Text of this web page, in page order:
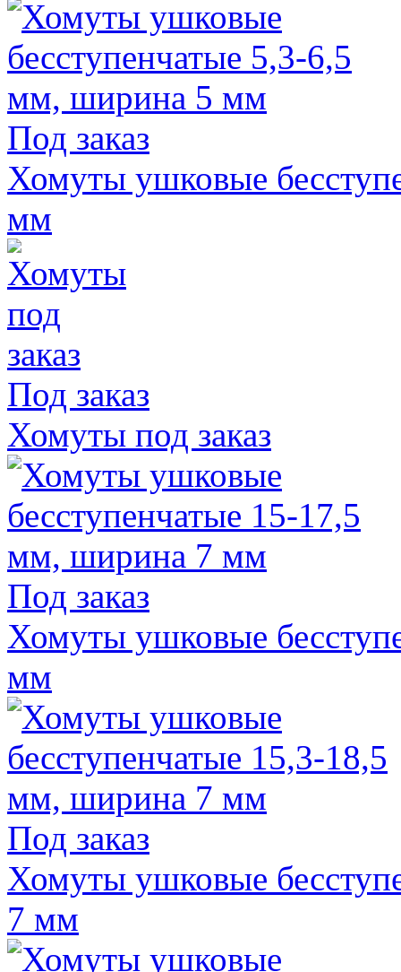
Под заказ
Хомуты ушковые
мм
Под заказ
Хомуты под заказ
Под заказ
Хомуты ушковые
мм
Под заказ
Хомуты ушковые
7 мм